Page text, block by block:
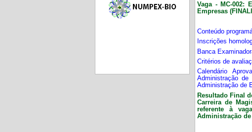
Vaga - MC-002:
Empresas
Conteúdo
Inscrições
Banca
Critérios de
Calendário
Administração
Administração de
Resultado Final
Carreira de
referente à
Administração